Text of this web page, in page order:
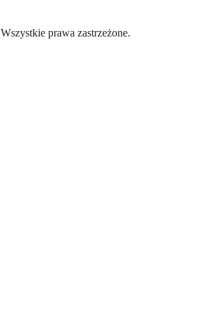
Wszystkie prawa zastrzeżone.